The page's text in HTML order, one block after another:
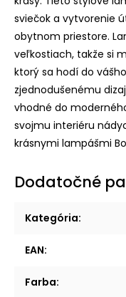
sviečok a vytvorenie
obytnom priestore.
veľkostiach, takže si
ktorý sa hodí do
zjednodušenému
vhodné do
svojmu interiéru
krásnymi lampášmi
Dodatočné
Kategória:
EAN:
Farba: